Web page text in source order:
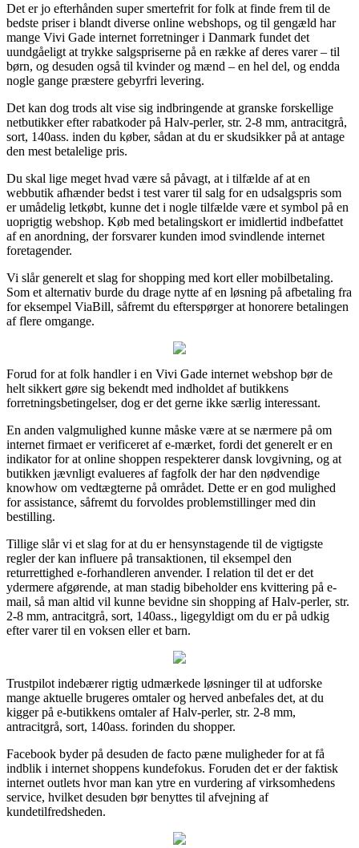
Det er jo efterhånden super smertefrit for folk at finde frem til de
bedste priser i blandt diverse online webshops, og til gengæld har
mange Vivi Gade internet forretninger i Danmark fundet det
uundgåeligt at trykke salgspriserne på en række af deres varer – til
børn, og desuden også til kvinder og mænd – en hel del, og endda
nogle gange præstere gebyrfri levering.
Det kan dog trods alt vise sig indbringende at granske forskellige
netbutikker efter rabatkoder på Halv-perler, str. 2-8 mm, antracitgrå,
sort, 140ass. inden du køber, sådan at du er skudsikker på at antage
den mest betalelige pris.
Du skal lige meget hvad være så påvagt, at i tilfælde af at en
webbutik afhænder bedst i test varer til salg for en udsalgspris som
er umådelig letkøbt, kunne det i nogle tilfælde være et symbol på en
uoprigtig webshop. Køb med betalingskort er imidlertid indbefattet
af en anordning, der forsvarer kunden imod svindlende internet
foretagender.
Vi slår generelt et slag for shopping med kort eller mobilbetaling.
Som et alternativ burde du drage nytte af en løsning på afbetaling fra
for eksempel ViaBill, såfremt du efterspørger at honorere betalingen
af flere omgange.
Forud for at folk handler i en Vivi Gade internet webshop bør de
helt sikkert gøre sig bekendt med indholdet af butikkens
forretningsbetingelser, dog er det gerne ikke særlig interessant.
En anden valgmulighed kunne måske være at se nærmere på om
internet firmaet er verificeret af e-mærket, fordi det generelt er en
indikator for at online shoppen respekterer dansk lovgivning, og at
butikken jævnligt evalueres af fagfolk der har den nødvendige
knowhow om vedtægterne på området. Dette er en god mulighed
for assistance, såfremt du forvoldes problemstillinger med din
bestilling.
Tillige slår vi et slag for at du er hensynstagende til de vigtigste
regler der kan influere på transaktionen, til eksempel den
returrettighed e-forhandleren anvender. I relation til det er det
ydermere afgørende, at man stadig bibeholder ens kvittering på e-
mail, så man altid vil kunne bevidne sin shopping af Halv-perler, str.
2-8 mm, antracitgrå, sort, 140ass., ligegyldigt om du er på udkig
efter varer til en voksen eller et barn.
Trustpilot indebærer rigtig udmærkede løsninger til at udforske
mange aktuelle brugeres omtaler og herved anbefales det, at du
kigger på e-butikkens omtaler af Halv-perler, str. 2-8 mm,
antracitgrå, sort, 140ass. forinden du shopper.
Facebook byder på desuden de facto pæne muligheder for at få
indblik i internet shoppens kundefokus. Foruden det er der faktisk
internet outlets hvor man kan ytre en vurdering af virksomhedens
service, hvilket desuden bør benyttes til afvejning af
kundetilfredsheden.